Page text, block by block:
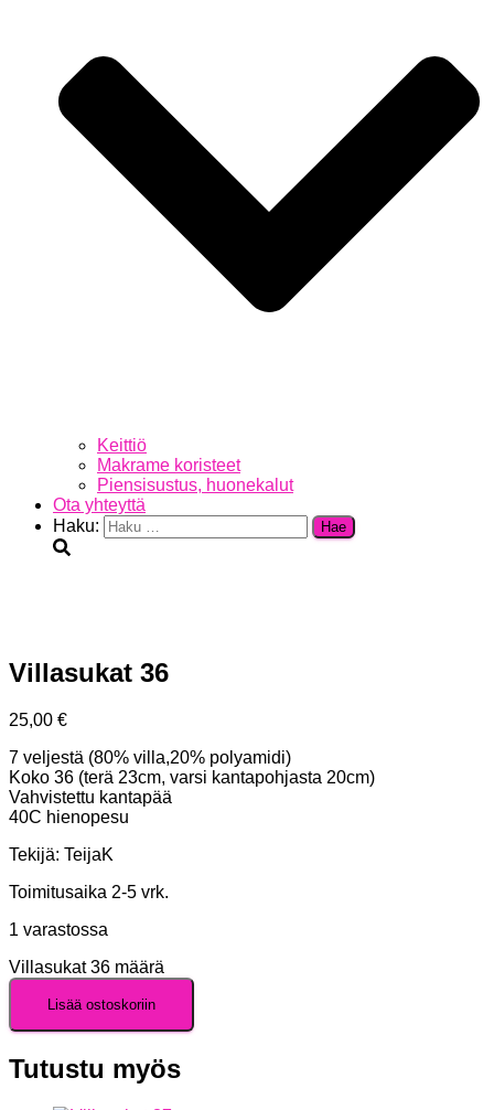
Keittiö
Makrame koristeet
Piensisustus, huonekalut
Ota yhteyttä
Haku:
Villasukat 36
25,00 €
7 veljestä (80% villa,20% polyamidi)
Koko 36 (terä 23cm, varsi kantapohjasta 20cm)
Vahvistettu kantapää
40C hienopesu
Tekijä: TeijaK
Toimitusaika 2-5 vrk.
1 varastossa
Villasukat 36 määrä
Lisää ostoskoriin
Tutustu myös